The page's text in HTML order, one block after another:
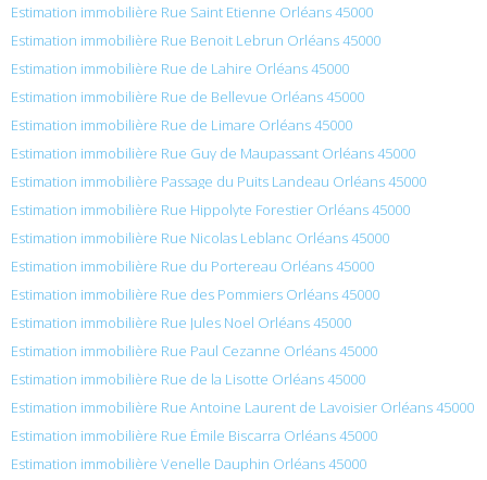
Estimation immobilière Rue Saint Etienne Orléans 45000
Estimation immobilière Rue Benoit Lebrun Orléans 45000
Estimation immobilière Rue de Lahire Orléans 45000
Estimation immobilière Rue de Bellevue Orléans 45000
Estimation immobilière Rue de Limare Orléans 45000
Estimation immobilière Rue Guy de Maupassant Orléans 45000
Estimation immobilière Passage du Puits Landeau Orléans 45000
Estimation immobilière Rue Hippolyte Forestier Orléans 45000
Estimation immobilière Rue Nicolas Leblanc Orléans 45000
Estimation immobilière Rue du Portereau Orléans 45000
Estimation immobilière Rue des Pommiers Orléans 45000
Estimation immobilière Rue Jules Noel Orléans 45000
Estimation immobilière Rue Paul Cezanne Orléans 45000
Estimation immobilière Rue de la Lisotte Orléans 45000
Estimation immobilière Rue Antoine Laurent de Lavoisier Orléans 45000
Estimation immobilière Rue Émile Biscarra Orléans 45000
Estimation immobilière Venelle Dauphin Orléans 45000